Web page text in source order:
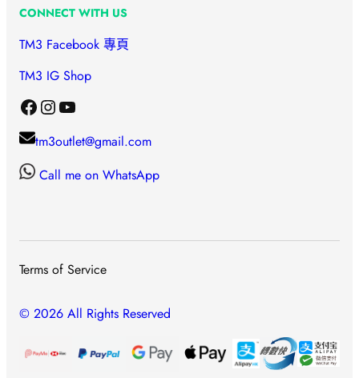
CONNECT WITH US
TM3 Facebook 專頁
TM3 IG Shop
Facebook Instagram YouTube
tm3outlet@gmail.com
Call me on WhatsApp
Terms of Service
© 2026 All Rights Reserved